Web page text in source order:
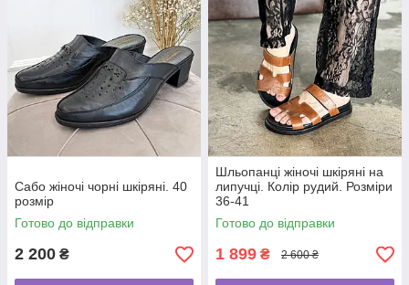
Сабо жіночі чорні шкіряні. 40
розмір
Готово до відправки
2 200 ₴
Шльопанці жіночі шкіряні на
липучці. Колір рудий. Розміри
36-41
Готово до відправки
1 899 ₴ 2 600 ₴